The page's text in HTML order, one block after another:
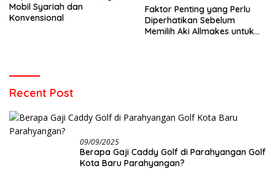
Mobil Syariah dan
Konvensional
Faktor Penting yang Perlu
Diperhatikan Sebelum
Memilih Aki Allmakes untuk
Recent Post
09/09/2025
Berapa Gaji Caddy Golf di Parahyangan Golf
Kota Baru Parahyangan?